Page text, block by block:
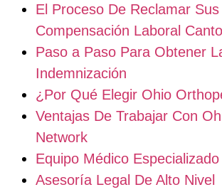
El Proceso De Reclamar
Compensación Laboral
Paso a Paso Para Obtener
Indemnización
¿Por Qué Elegir Ohio
Ventajas De Trabajar Con
Network
Equipo Médico Especializado
Asesoría Legal De Alto Nivel